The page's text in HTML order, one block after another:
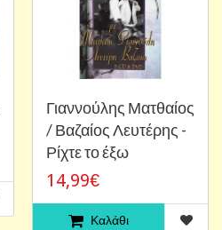
Γιαννούλης Ματθαίος
/ Βαζαίος Λευτέρης -
Ρίχτε το έξω
14,99€
Καλάθι